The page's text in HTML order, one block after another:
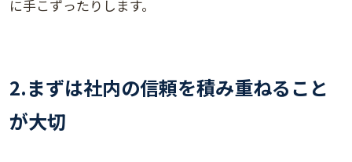
に手こずったりします。
2.まずは社内の信頼を積み重ねること
が大切